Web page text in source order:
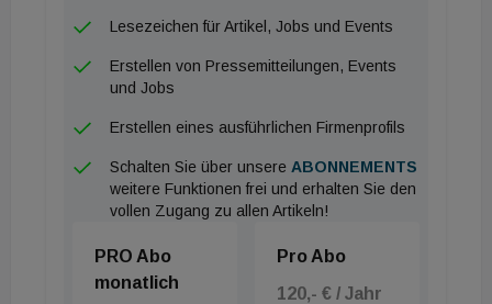
Umgebung des Wienerwalds einfügen. Die
von rund 150 Metern haben. Die Übergabe des
&nbsp;
Lesezeichen für Artikel, Jobs und Events
Erstellen von Pressemitteilungen, Events
und Jobs
Erstellen eines ausführlichen Firmenprofils
Schalten Sie über unsere ABONNEMENTS
weitere Funktionen frei und erhalten Sie den
vollen Zugang zu allen Artikeln!
PRO Abo
monatlich
Pro Abo
120,- € / Jahr